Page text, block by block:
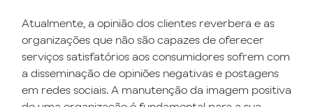
Atualmente, a opinião dos clientes reverbera e as
organizações que não são capazes de oferecer
serviços satisfatórios aos consumidores sofrem com
a disseminação de opiniões negativas e postagens
em redes sociais. A manutenção da imagem positiva